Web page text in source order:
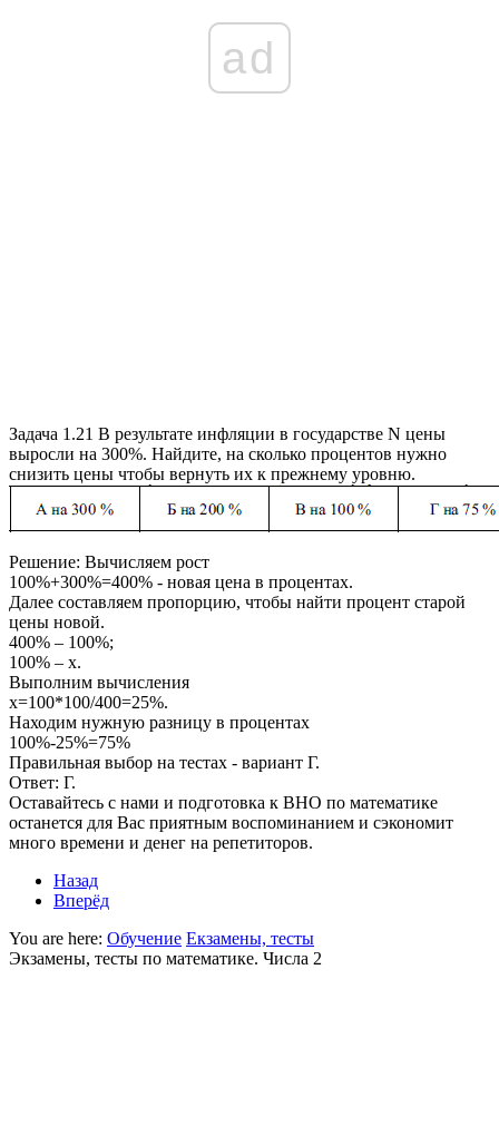
ad
Задача 1.21 В результате инфляции в государстве N цены
выросли на 300%. Найдите, на сколько процентов нужно
снизить цены чтобы вернуть их к прежнему уровню.
Решение: Вычисляем рост
100%+300%=400% - новая цена в процентах.
Далее составляем пропорцию, чтобы найти процент старой
цены новой.
400% – 100%;
100% – х.
Выполним вычисления
х=100*100/400=25%.
Находим нужную разницу в процентах
100%-25%=75%
Правильная выбор на тестах - вариант Г.
Ответ: Г.
Оставайтесь с нами и подготовка к ВНО по математике
останется для Вас приятным воспоминанием и сэкономит
много времени и денег на репетиторов.
Назад
Вперёд
You are here: Обучение Екзамены, тесты
Экзамены, тесты по математике. Числа 2